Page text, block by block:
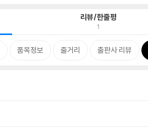
리뷰/한줄평
1
품목정보 줄거리 출판사 리뷰